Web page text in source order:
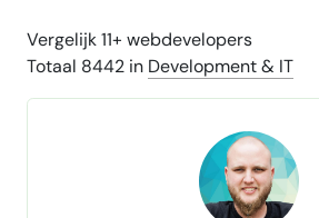
Vergelijk 11+ webdevelopers
Totaal 8442 in Development & IT